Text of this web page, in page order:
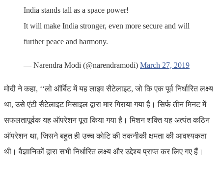
India stands tall as a space power!
It will make India stronger, even more secure and will
further peace and harmony.
— Narendra Modi (@narendramodi) March 27, 2019
मोदी ने कहा, ‘‘लो ऑर्बिट में यह लाइव सैटेलाइट, जो कि एक पूर्व निर्धारित लक्ष्य
था, उसे एंटी सैटेलाइट मिसाइल द्वारा मार गिराया गया है। सिर्फ तीन मिनट में
सफलतापूर्वक यह ऑपरेशन पूरा किया गया है। मिशन शक्ति यह अत्यंत कठिन
ऑपरेशन था, जिसने बहुत ही उच्च कोटि की तकनीकी क्षमता की आवश्यकता
थी। वैज्ञानिकों द्वारा सभी निर्धारित लक्ष्य और उद्देश्य प्राप्त कर लिए गए हैं।